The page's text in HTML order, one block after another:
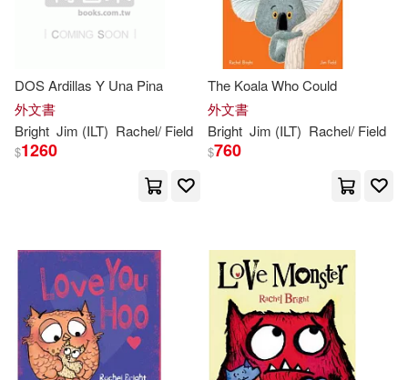
DOS Ardillas Y Una Pina
外文書
Bright Jim (ILT) Rachel/ Field
$1260
The Koala Who Could
外文書
Bright Jim (ILT) Rachel/ Field
$760